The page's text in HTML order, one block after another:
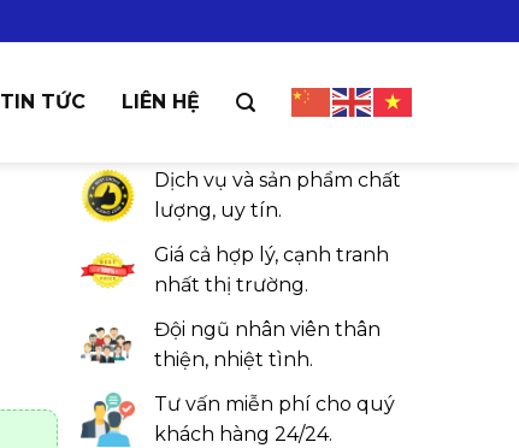
TIN TỨC LIÊN HỆ
Cam Kết Khách Hàng
Dịch vụ và sản phẩm chất
lượng, uy tín.
Giá cả hợp lý, cạnh tranh
nhất thị trường.
Đội ngũ nhân viên thân
thiện, nhiệt tình.
Tư vấn miễn phí cho quý
khách hàng 24/24.